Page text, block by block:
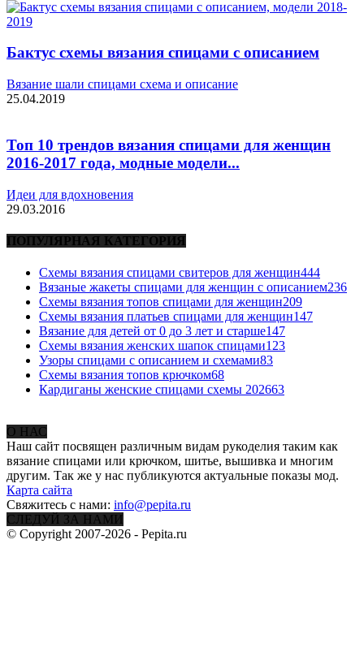
Бактус схемы вязания спицами с описанием
Вязание шали спицами схема и описание
25.04.2019
Топ 10 трендов вязания спицами для женщин
2016-2017 года, модные модели...
Идеи для вдохновения
29.03.2016
ПОПУЛЯРНАЯ КАТЕГОРИЯ
Схемы вязания спицами свитеров для женщин444
Вязаные жакеты спицами для женщин с описанием236
Схемы вязания топов спицами для женщин209
Схемы вязания платьев спицами для женщин147
Вязание для детей от 0 до 3 лет и старше147
Схемы вязания женских шапок спицами123
Узоры спицами с описанием и схемами83
Схемы вязания топов крючком68
Кардиганы женские спицами схемы 202663
О НАС
Наш сайт посвящен различным видам рукоделия таким как
вязание спицами или крючком, шитье, вышивка и многим
другим. Так же у нас публикуются актуальные показы мод.
Карта сайта
Свяжитесь с нами: info@pepita.ru
СЛЕДУЙ ЗА НАМИ
© Copyright 2007-2026 - Pepita.ru